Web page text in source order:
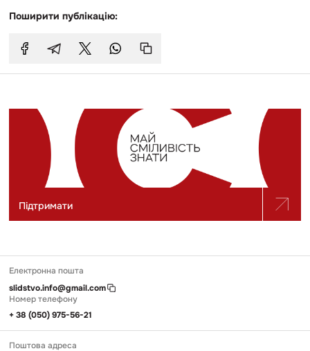
Поширити публікацію:
Підтримати
Електронна пошта
slidstvo.info@gmail.com
Номер телефону
+ 38 (050) 975-56-21
Поштова адреса